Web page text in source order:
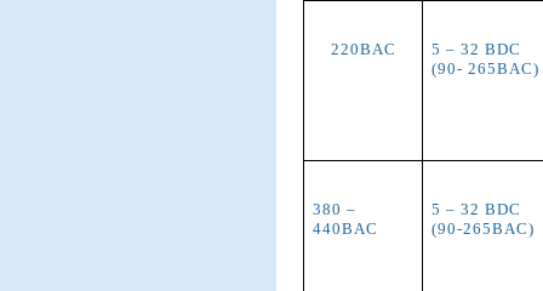
220ВAC 5 – 32ВDC
(90- 265ВAC)
380 –
440ВAC
5 – 32ВDC
(90-265ВAC)